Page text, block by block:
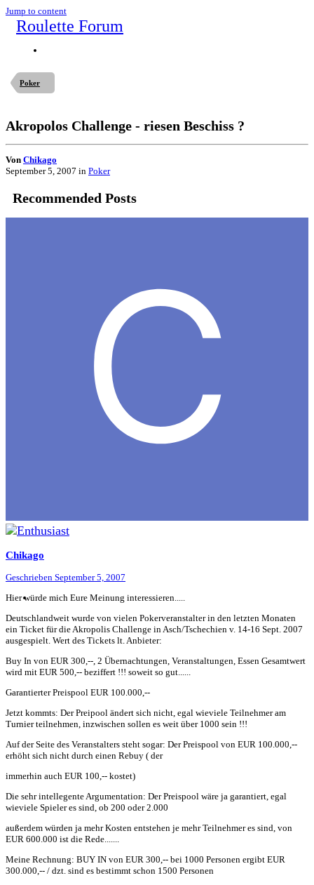
Jump to content
Roulette Forum
Poker
Akropolos Challenge - riesen Beschiss ?
Von Chikago
September 5, 2007 in Poker
Recommended Posts
Chikago
Geschrieben September 5, 2007
Hier würde mich Eure Meinung interessieren.....
Deutschlandweit wurde von vielen Pokerveranstalter in den letzten Monaten
ein Ticket für die Akropolis Challenge in Asch/Tschechien v. 14-16 Sept. 2007
ausgespielt. Wert des Tickets lt. Anbieter:
Buy In von EUR 300,--, 2 Übernachtungen, Veranstaltungen, Essen Gesamtwert
wird mit EUR 500,-- beziffert !!! soweit so gut......
Garantierter Preispool EUR 100.000,--
Jetzt kommts: Der Preipool ändert sich nicht, egal wieviele Teilnehmer am
Turnier teilnehmen, inzwischen sollen es weit über 1000 sein !!!
Auf der Seite des Veranstalters steht sogar: Der Preispool von EUR 100.000,--
erhöht sich nicht durch einen Rebuy ( der
immerhin auch EUR 100,-- kostet)
Die sehr intellegente Argumentation: Der Preispool wäre ja garantiert, egal
wieviele Spieler es sind, ob 200 oder 2.000
außerdem würden ja mehr Kosten entstehen je mehr Teilnehmer es sind, von
EUR 600.000 ist die Rede.......
Meine Rechnung: BUY IN von EUR 300,-- bei 1000 Personen ergibt EUR
300.000,-- / dzt. sind es bestimmt schon 1500 Personen